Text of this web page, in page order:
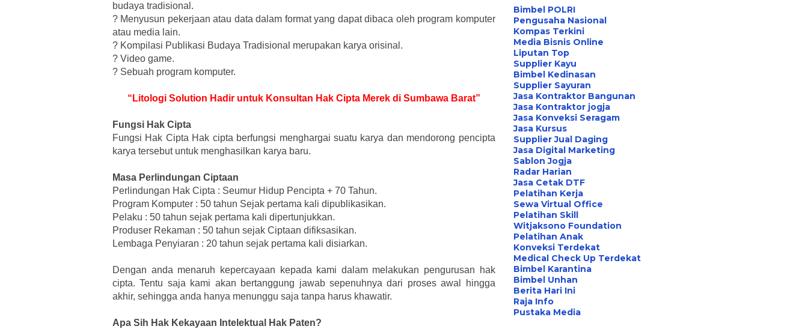
budaya tradisional.
? Menyusun pekerjaan atau data dalam format yang dapat dibaca oleh program komputer
atau media lain.
? Kompilasi Publikasi Budaya Tradisional merupakan karya orisinal.
? Video game.
? Sebuah program komputer.
“Litologi Solution Hadir untuk Konsultan Hak Cipta Merek di Sumbawa Barat”
Fungsi Hak Cipta
Fungsi Hak Cipta Hak cipta berfungsi menghargai suatu karya dan mendorong pencipta
karya tersebut untuk menghasilkan karya baru.
Masa Perlindungan Ciptaan
Perlindungan Hak Cipta : Seumur Hidup Pencipta + 70 Tahun.
Program Komputer : 50 tahun Sejak pertama kali dipublikasikan.
Pelaku : 50 tahun sejak pertama kali dipertunjukkan.
Produser Rekaman : 50 tahun sejak Ciptaan difiksasikan.
Lembaga Penyiaran : 20 tahun sejak pertama kali disiarkan.
Dengan anda menaruh kepercayaan kepada kami dalam melakukan pengurusan hak
cipta. Tentu saja kami akan bertanggung jawab sepenuhnya dari proses awal hingga
akhir, sehingga anda hanya menunggu saja tanpa harus khawatir.
Apa Sih Hak Kekayaan Intelektual Hak Paten?
Bimbel POLRI
Pengusaha Nasional
Kompas Terkini
Media Bisnis Online
Liputan Top
Supplier Kayu
Bimbel Kedinasan
Supplier Sayuran
Jasa Kontraktor Bangunan
Jasa Kontraktor jogja
Jasa Konveksi Seragam
Jasa Kursus
Supplier Jual Daging
Jasa Digital Marketing
Sablon Jogja
Radar Harian
Jasa Cetak DTF
Pelatihan Kerja
Sewa Virtual Office
Pelatihan Skill
Witjaksono Foundation
Pelatihan Anak
Konveksi Terdekat
Medical Check Up Terdekat
Bimbel Karantina
Bimbel Unhan
Berita Hari Ini
Raja Info
Pustaka Media